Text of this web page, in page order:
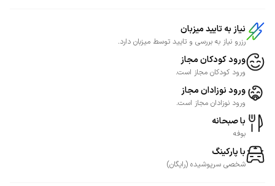
نیاز به تایید میزبان
رزرو نیاز به بررسی و تایید توسط میزبان دارد.
ورود کودکان مجاز
ورود کودکان مجاز است.
ورود نوزادان مجاز
ورود نوزادان مجاز است.
با صبحانه
بوفه
با پارکینگ
شخصی سرپوشیده (رایگان)